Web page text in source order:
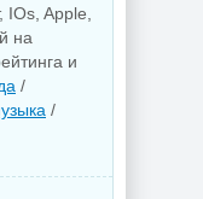
Apple,
на
и
/
/